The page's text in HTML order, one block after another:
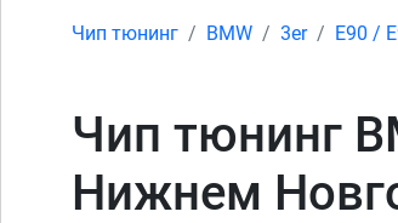
Чип тюнинг BMW 3er E90 /
Чип тюнинг
Нижнем